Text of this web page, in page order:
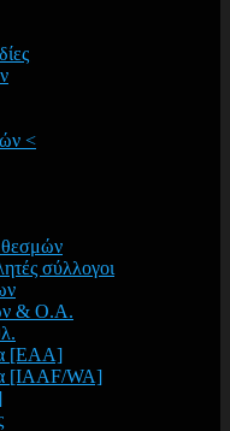
<
θεσμών
σύλλογοι
& Ο.Α.
[EAA]
[IAAF/WA]